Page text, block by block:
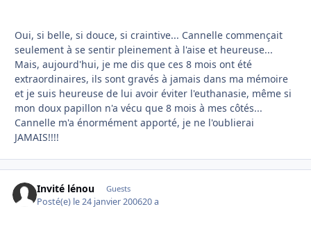
Oui, si belle, si douce, si craintive... Cannelle commençait
seulement à se sentir pleinement à l'aise et heureuse...
Mais, aujourd'hui, je me dis que ces 8 mois ont été
extraordinaires, ils sont gravés à jamais dans ma mémoire
et je suis heureuse de lui avoir éviter l'euthanasie, même si
mon doux papillon n'a vécu que 8 mois à mes côtés...
Cannelle m'a énormément apporté, je ne l'oublierai
JAMAIS!!!!
Invité lénou Guests
Posté(e) le 24 janvier 200620 a